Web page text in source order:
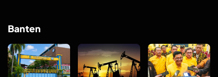
Banten